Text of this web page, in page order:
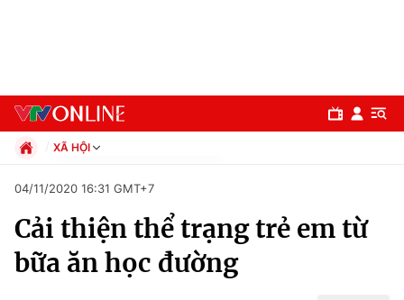
Chuyên mục
Chính trị
XÃ HỘI
Xã hội
Pháp luật
Kinh tế
Thể thao
04/11/2020 16:31 GMT+7
Cải thiện thể trạng trẻ em từ
bữa ăn học đường